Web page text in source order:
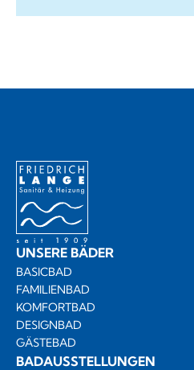
UNSERE BÄDER
BASICBAD
FAMILIENBAD
KOMFORTBAD
DESIGNBAD
GÄSTEBAD
BADAUSSTELLUNGEN